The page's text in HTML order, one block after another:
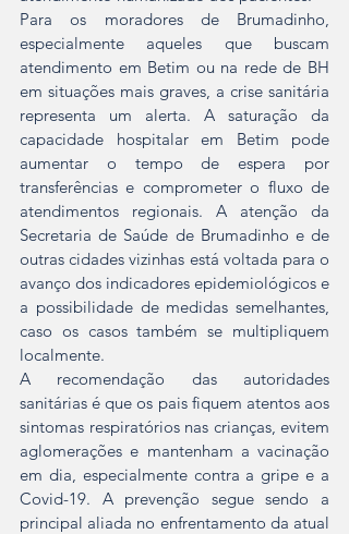
Para os moradores de Brumadinho,
especialmente aqueles que buscam
atendimento em Betim ou na rede de BH
em situações mais graves, a crise sanitária
representa um alerta. A saturação da
capacidade hospitalar em Betim pode
aumentar o tempo de espera por
transferências e comprometer o fluxo de
atendimentos regionais. A atenção da
Secretaria de Saúde de Brumadinho e de
outras cidades vizinhas está voltada para o
avanço dos indicadores epidemiológicos e
a possibilidade de medidas semelhantes,
caso os casos também se multipliquem
localmente.
A recomendação das autoridades
sanitárias é que os pais fiquem atentos aos
sintomas respiratórios nas crianças, evitem
aglomerações e mantenham a vacinação
em dia, especialmente contra a gripe e a
Covid-19. A prevenção segue sendo a
principal aliada no enfrentamento da atual